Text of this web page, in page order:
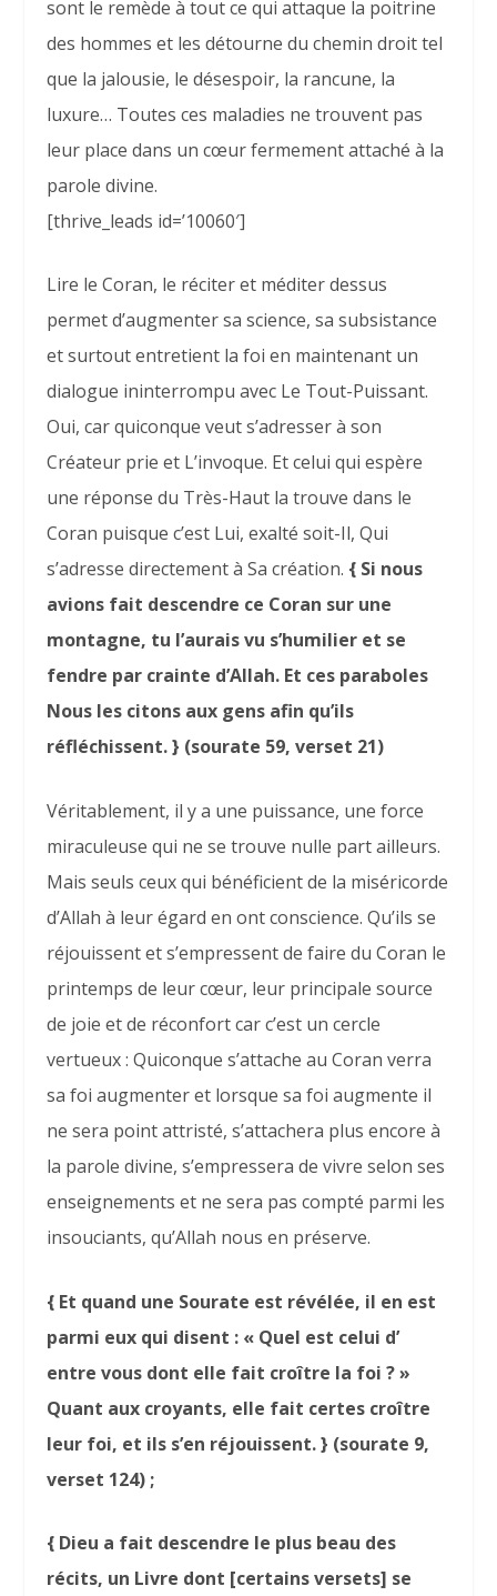
sont le remède à tout ce qui attaque la poitrine
des hommes et les détourne du chemin droit tel
que la jalousie, le désespoir, la rancune, la
luxure… Toutes ces maladies ne trouvent pas
leur place dans un cœur fermement attaché à la
parole divine.
[thrive_leads id=’10060′]
Lire le Coran, le réciter et méditer dessus
permet d’augmenter sa science, sa subsistance
et surtout entretient la foi en maintenant un
dialogue ininterrompu avec Le Tout-Puissant.
Oui, car quiconque veut s’adresser à son
Créateur prie et L’invoque. Et celui qui espère
une réponse du Très-Haut la trouve dans le
Coran puisque c’est Lui, exalté soit-Il, Qui
s’adresse directement à Sa création. { Si nous
avions fait descendre ce Coran sur une
montagne, tu l’aurais vu s’humilier et se
fendre par crainte d’Allah. Et ces paraboles
Nous les citons aux gens afin qu’ils
réfléchissent. } (sourate 59, verset 21)
Véritablement, il y a une puissance, une force
miraculeuse qui ne se trouve nulle part ailleurs.
Mais seuls ceux qui bénéficient de la miséricorde
d’Allah à leur égard en ont conscience. Qu’ils se
réjouissent et s’empressent de faire du Coran le
printemps de leur cœur, leur principale source
de joie et de réconfort car c’est un cercle
vertueux : Quiconque s’attache au Coran verra
sa foi augmenter et lorsque sa foi augmente il
ne sera point attristé, s’attachera plus encore à
la parole divine, s’empressera de vivre selon ses
enseignements et ne sera pas compté parmi les
insouciants, qu’Allah nous en préserve.
{ Et quand une Sourate est révélée, il en est
parmi eux qui disent : « Quel est celui d’
entre vous dont elle fait croître la foi ? »
Quant aux croyants, elle fait certes croître
leur foi, et ils s’en réjouissent. } (sourate 9,
verset 124) ;
{ Dieu a fait descendre le plus beau des
récits, un Livre dont [certains versets] se